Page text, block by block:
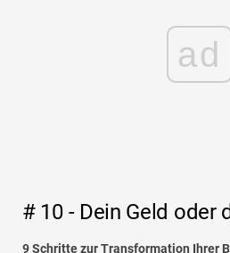
ad
# 10 - Dein Geld oder
9 Schritte zur Transformation Ihrer